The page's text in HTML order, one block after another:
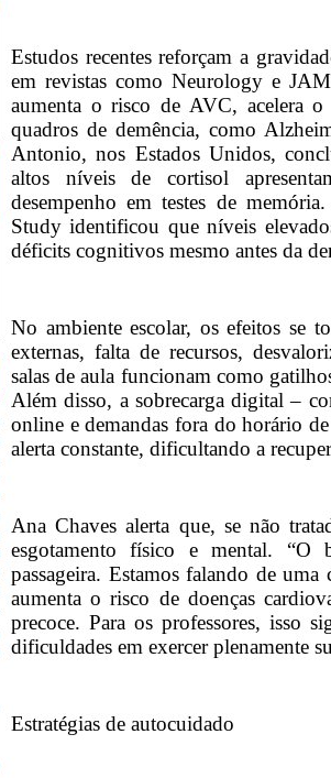
Estudos recentes reforçam a
em revistas como Neurology e
aumenta o risco de AVC, acelera
quadros de demência, como
Antonio, nos Estados Unidos,
altos níveis de cortisol
desempenho em testes de
Study identificou que níveis
déficits cognitivos mesmo antes da
No ambiente escolar, os efeitos se
externas, falta de recursos,
salas de aula funcionam como
Além disso, a sobrecarga digital –
online e demandas fora do horário
alerta constante, dificultando a
Ana Chaves alerta que, se não
esgotamento físico e mental. “O
passageira. Estamos falando de
aumenta o risco de doenças
precoce. Para os professores, isso
dificuldades em exercer plenamente
Estratégias de autocuidado